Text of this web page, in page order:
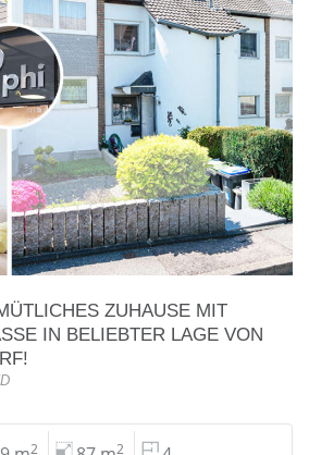
ZUHAUSE MIT
IN BELIEBTER LAGE VON
2 2